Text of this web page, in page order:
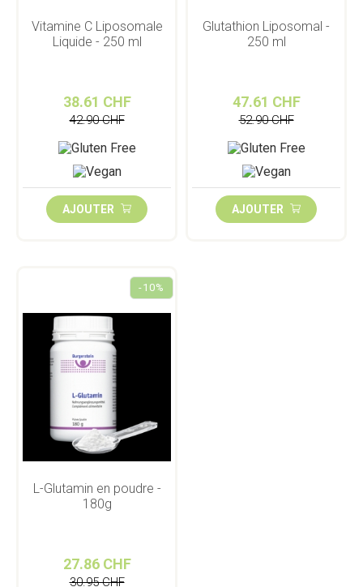
Vitamine C Liposomale
Liquide - 250 ml
38.61 CHF
42.90 CHF
AJOUTER
Glutathion Liposomal -
250 ml
47.61 CHF
52.90 CHF
AJOUTER
-10%
L-Glutamin en poudre -
180g
27.86 CHF
30.95 CHF